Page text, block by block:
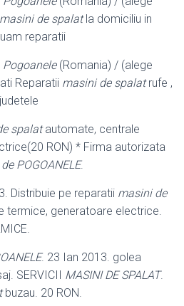
masini de spalatla domiciliu in
reparatii
Pogoanele(Romania) / (alege
Reparatii masini de spalatrufe ,
spalatautomate, centrale
RON) * Firma autorizata
POGOANELE.
Distribuie pe reparatii masini de
termice, generatoare electrice.
. 23 Ian 2013. golea
SERVICII MASINI DE SPALAT.
buzau. 20 RON.